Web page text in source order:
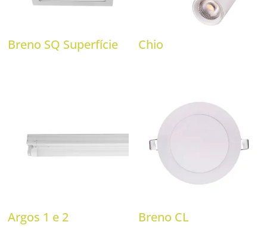
Breno SQ Superfície Chio
Argos 1 e 2 Breno CL